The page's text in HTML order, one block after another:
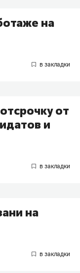
на
от
и
на